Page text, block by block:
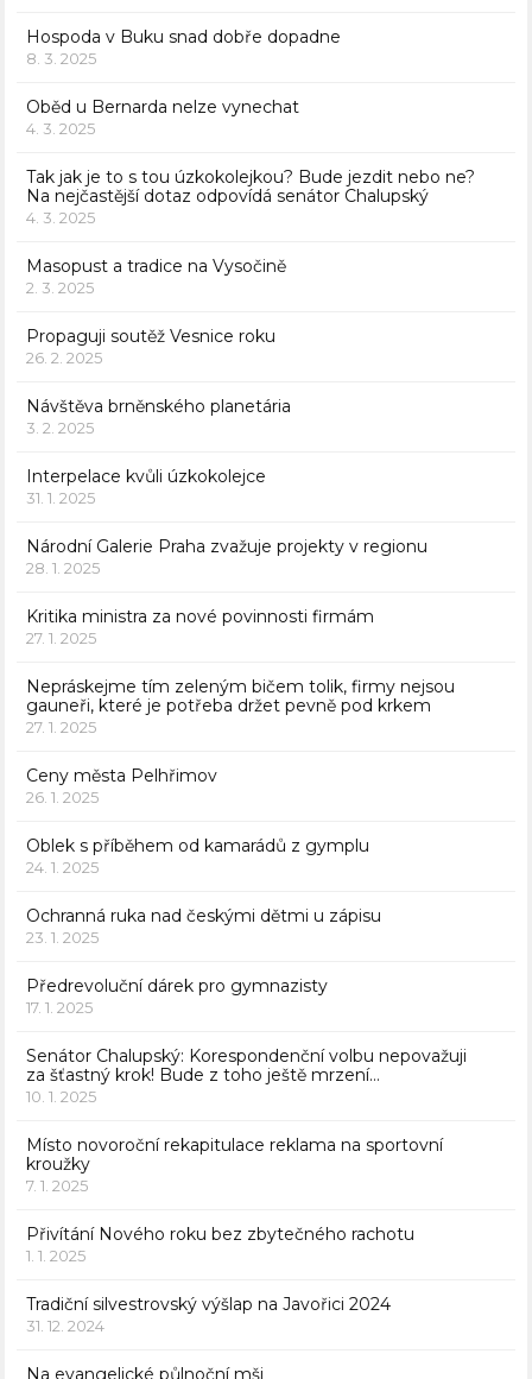
Hospoda v Buku snad dobře dopadne
8. 3. 2025
Oběd u Bernarda nelze vynechat
4. 3. 2025
Tak jak je to s tou úzkokolejkou? Bude jezdit nebo ne?
Na nejčastější dotaz odpovídá senátor Chalupský
4. 3. 2025
Masopust a tradice na Vysočině
2. 3. 2025
Propaguji soutěž Vesnice roku
26. 2. 2025
Návštěva brněnského planetária
3. 2. 2025
Interpelace kvůli úzkokolejce
31. 1. 2025
Národní Galerie Praha zvažuje projekty v regionu
28. 1. 2025
Kritika ministra za nové povinnosti firmám
27. 1. 2025
Nepráskejme tím zeleným bičem tolik, firmy nejsou
gauneři, které je potřeba držet pevně pod krkem
27. 1. 2025
Ceny města Pelhřimov
26. 1. 2025
Oblek s příběhem od kamarádů z gymplu
24. 1. 2025
Ochranná ruka nad českými dětmi u zápisu
23. 1. 2025
Předrevoluční dárek pro gymnazisty
17. 1. 2025
Senátor Chalupský: Korespondenční volbu nepovažuji
za šťastný krok! Bude z toho ještě mrzení…
10. 1. 2025
Místo novoroční rekapitulace reklama na sportovní
kroužky
7. 1. 2025
Přivítání Nového roku bez zbytečného rachotu
1. 1. 2025
Tradiční silvestrovský výšlap na Javořici 2024
31. 12. 2024